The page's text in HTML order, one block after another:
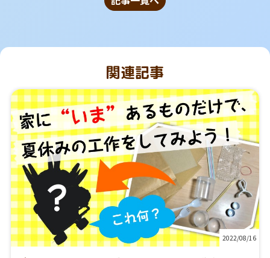
関連記事
2022/08/16